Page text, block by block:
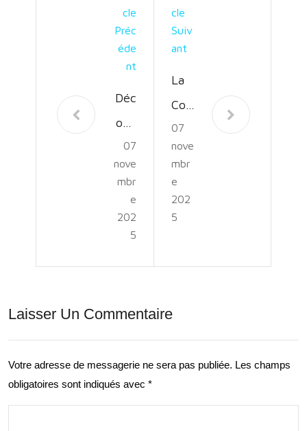
Cle
Préc
Éde
Nt
Déc
ouv
rez
l’Ex
cita
tion
Cap
ntur
e:
Votr
07
nove
mbr
e
202
5
Cle
Suiv
Ant
La
Cou
pe
de
la
Lig
te
07
nove
mbr
e
202
5
Laisser Un Commentaire
Votre adresse de messagerie ne sera pas publiée. Les champs
obligatoires sont indiqués avec *